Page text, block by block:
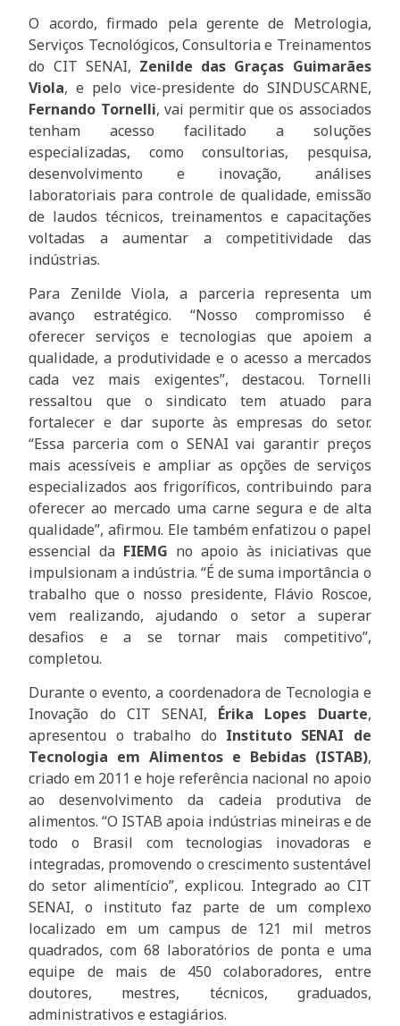
O acordo, firmado pela gerente de Metrologia,
Serviços Tecnológicos, Consultoria e Treinamentos
do CIT SENAI, Zenilde das Graças Guimarães
Viola, e pelo vice-presidente do SINDUSCARNE,
Fernando Tornelli, vai permitir que os associados
tenham acesso facilitado a soluções
especializadas, como consultorias, pesquisa,
desenvolvimento e inovação, análises
laboratoriais para controle de qualidade, emissão
de laudos técnicos, treinamentos e capacitações
voltadas a aumentar a competitividade das
indústrias.
Para Zenilde Viola, a parceria representa um
avanço estratégico. “Nosso compromisso é
oferecer serviços e tecnologias que apoiem a
qualidade, a produtividade e o acesso a mercados
cada vez mais exigentes”, destacou. Tornelli
ressaltou que o sindicato tem atuado para
fortalecer e dar suporte às empresas do setor.
“Essa parceria com o SENAI vai garantir preços
mais acessíveis e ampliar as opções de serviços
especializados aos frigoríficos, contribuindo para
oferecer ao mercado uma carne segura e de alta
qualidade”, afirmou. Ele também enfatizou o papel
essencial da FIEMG no apoio às iniciativas que
impulsionam a indústria. “É de suma importância o
trabalho que o nosso presidente, Flávio Roscoe,
vem realizando, ajudando o setor a superar
desafios e a se tornar mais competitivo”,
completou.
Durante o evento, a coordenadora de Tecnologia e
Inovação do CIT SENAI, Érika Lopes Duarte,
apresentou o trabalho do Instituto SENAI de
Tecnologia em Alimentos e Bebidas (ISTAB),
criado em 2011 e hoje referência nacional no apoio
ao desenvolvimento da cadeia produtiva de
alimentos. “O ISTAB apoia indústrias mineiras e de
todo o Brasil com tecnologias inovadoras e
integradas, promovendo o crescimento sustentável
do setor alimentício”, explicou. Integrado ao CIT
SENAI, o instituto faz parte de um complexo
localizado em um campus de 121 mil metros
quadrados, com 68 laboratórios de ponta e uma
equipe de mais de 450 colaboradores, entre
doutores, mestres, técnicos, graduados,
administrativos e estagiários.